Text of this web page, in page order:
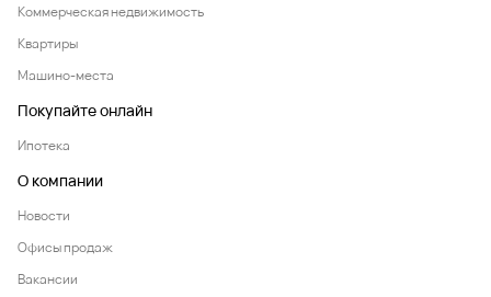
Коммерческая недвижимость
Квартиры
Машино-места
Покупайте онлайн
Ипотека
О компании
Новости
Офисы продаж
Вакансии